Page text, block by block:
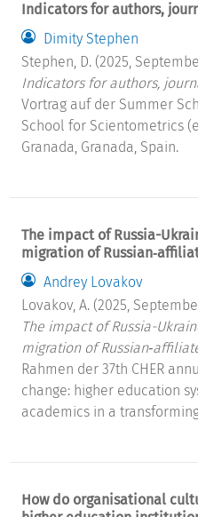
Indicators for authors,
Dimity Stephen
Stephen, D. (2025,
Indicators for authors,
Vortrag auf der Summer
School for Scientometrics
Granada, Granada, Spain.
The impact of Russia-
migration of
Andrey Lovakov
Lovakov, A. (2025,
The impact of Russia-
migration of
Rahmen der 37th CHER
change: higher education
academics in a
How do organisational